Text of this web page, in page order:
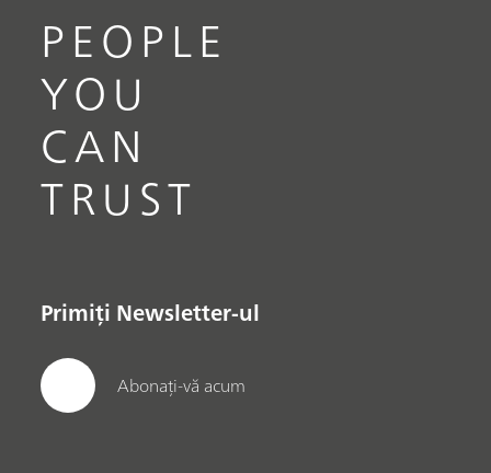
PEOPLE
YOU
CAN
TRUST
Primiți Newsletter-ul
Abonați-vă acum